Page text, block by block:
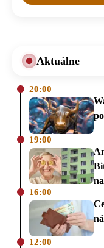
Aktuálne
20:00
19:00
16:00
12:00